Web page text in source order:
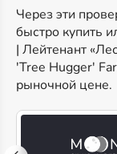
Через эти
быстро купить
| Лейтенант
'Tree Hugger'
рыночной цене.